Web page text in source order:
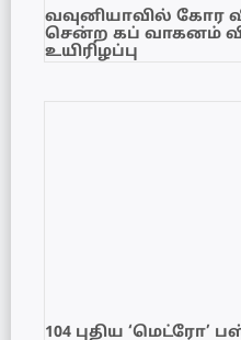
வவுனியாவில் கோர
சென்ற கப் வாகனம்
உயிரிழப்பு
104 புதிய ‘மெட்ரோ’